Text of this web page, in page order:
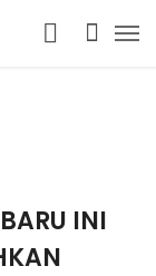
INI